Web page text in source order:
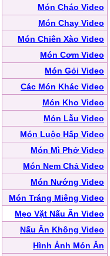
Món Cháo Video
Món Chay Video
Món Chiên Xào Video
Món Cơm Video
Món Gỏi Video
Các Món Khác Video
Món Kho Video
Món Lẫu Video
Món Luộc Hấp Video
Món Mì Phở Video
Món Nem Chả Video
Món Nướng Video
Món Tráng Miệng Video
Mẹo Vặt Nấu Ăn Video
Nấu Ăn Không Video
Hình Ảnh Món Ăn